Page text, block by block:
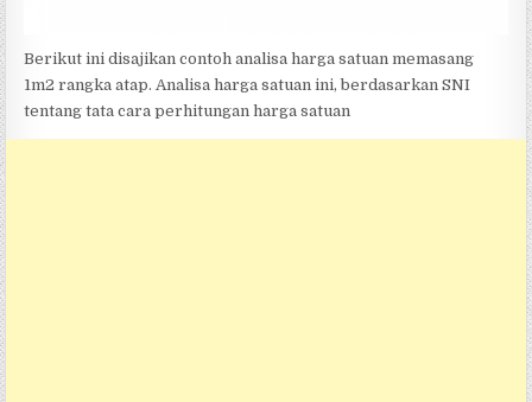
Berikut ini disajikan contoh analisa harga satuan memasang
1m2 rangka atap. Analisa harga satuan ini, berdasarkan SNI
tentang tata cara perhitungan harga satuan